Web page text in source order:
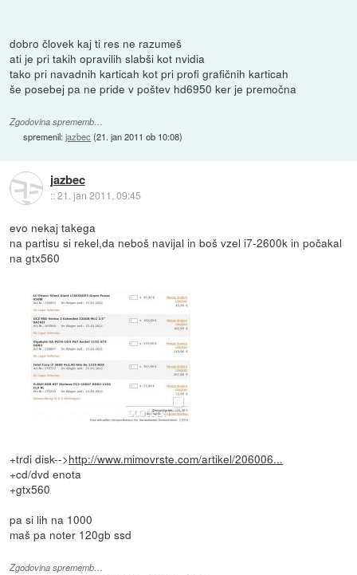
dobro človek kaj ti res ne razumeš
ati je pri takih opravilih slabši kot nvidia
tako pri navadnih karticah kot pri profi grafičnih karticah
še posebej pa ne pride v poštev hd6950 ker je premočna
Zgodovina sprememb…
spremenil:jazbec (21. jan 2011 ob 10:08)
jazbec
::21. jan 2011, 09:45
evo nekaj takega
na partisu si rekel,da neboš navijal in boš vzel i7-2600k in počakal
na gtx560
+trdi disk-->http://www.mimovrste.com/artikel/206006...
+cd/dvd enota
+gtx560
pa si lih na 1000
maš pa noter 120gb ssd
Zgodovina sprememb…